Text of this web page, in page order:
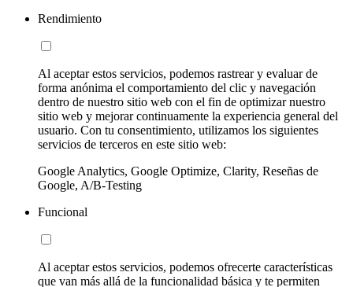
Rendimiento
Al aceptar estos servicios, podemos rastrear y evaluar de
forma anónima el comportamiento del clic y navegación
dentro de nuestro sitio web con el fin de optimizar nuestro
sitio web y mejorar continuamente la experiencia general del
usuario. Con tu consentimiento, utilizamos los siguientes
servicios de terceros en este sitio web:
Google Analytics, Google Optimize, Clarity, Reseñas de
Google, A/B-Testing
Funcional
Al aceptar estos servicios, podemos ofrecerte características
que van más allá de la funcionalidad básica y te permiten